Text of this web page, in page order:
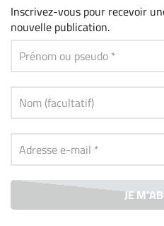
Inscrivez-vouspour recevoir
nouvelle publication.